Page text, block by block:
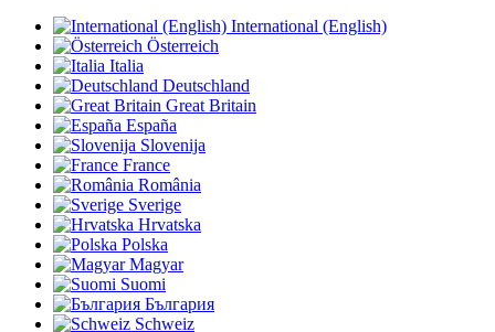
International (English)
Österreich
Italia
Deutschland
Great Britain
España
Slovenija
France
România
Sverige
Hrvatska
Polska
Magyar
Suomi
България
Schweiz